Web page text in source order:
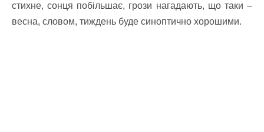
стихне, сонця побільшає, грози нагадають, що таки –
весна, словом, тиждень буде синоптично хорошими.